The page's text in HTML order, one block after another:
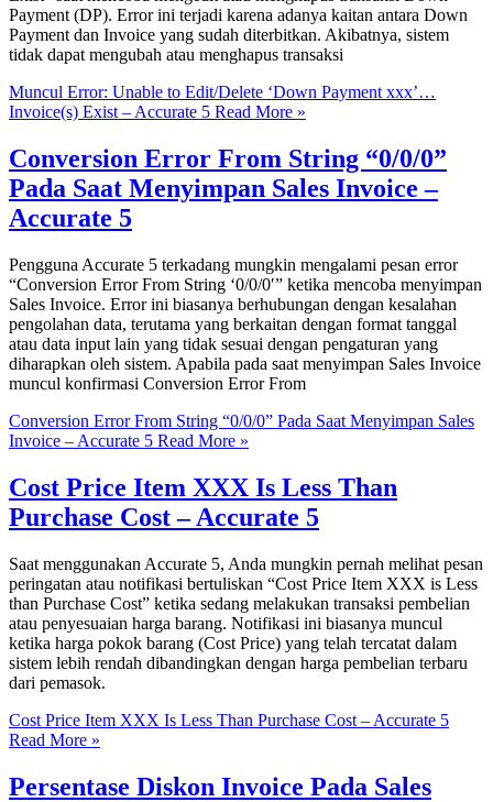
Payment (DP). Error ini terjadi karena adanya kaitan antara Down
Payment dan Invoice yang sudah diterbitkan. Akibatnya, sistem
tidak dapat mengubah atau menghapus transaksi
Muncul Error: Unable to Edit/Delete ‘Down Payment xxx’…
Invoice(s) Exist – Accurate 5 Read More »
Conversion Error From String “0/0/0”
Pada Saat Menyimpan Sales Invoice –
Accurate 5
Pengguna Accurate 5 terkadang mungkin mengalami pesan error
“Conversion Error From String ‘0/0/0′” ketika mencoba menyimpan
Sales Invoice. Error ini biasanya berhubungan dengan kesalahan
pengolahan data, terutama yang berkaitan dengan format tanggal
atau data input lain yang tidak sesuai dengan pengaturan yang
diharapkan oleh sistem. Apabila pada saat menyimpan Sales Invoice
muncul konfirmasi Conversion Error From
Conversion Error From String “0/0/0” Pada Saat Menyimpan Sales
Invoice – Accurate 5 Read More »
Cost Price Item XXX Is Less Than
Purchase Cost – Accurate 5
Saat menggunakan Accurate 5, Anda mungkin pernah melihat pesan
peringatan atau notifikasi bertuliskan “Cost Price Item XXX is Less
than Purchase Cost” ketika sedang melakukan transaksi pembelian
atau penyesuaian harga barang. Notifikasi ini biasanya muncul
ketika harga pokok barang (Cost Price) yang telah tercatat dalam
sistem lebih rendah dibandingkan dengan harga pembelian terbaru
dari pemasok.
Cost Price Item XXX Is Less Than Purchase Cost – Accurate 5
Read More »
Persentase Diskon Invoice Pada Sales